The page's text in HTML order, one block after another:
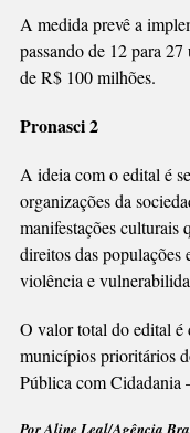
A medida prevê a
passando de 12 para
de R$ 100 milhões.
Pronasci 2
A ideia com o edital é
organizações da
manifestações culturais
direitos das
violência e
O valor total do edital é
municípios prioritários
Pública com Cidadania
Por Aline Leal/Agência